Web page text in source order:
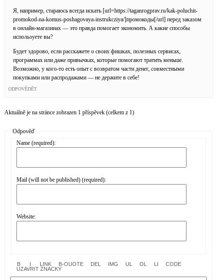
Я, например, стараюсь всегда искать [url=https://taganrogprav.ru/kak-poluchit-
promokod-na-komus-poshagovaya-instrukcziya/]промокоды[/url] перед заказом
в онлайн-магазинах — это правда помогает экономить. А какие способы
используете вы?
Будет здорово, если расскажете о своих фишках, полезных сервисах,
программах или даже привычках, которые помогают тратить меньше.
Возможно, у кого-то есть опыт с возвратом части денег, совместными
покупками или распродажами — не держите в себе!
ODPOVĚDĚT
Aktuálně je na stránce zobrazen 1 příspěvek (celkem z 1)
Odpověď
Name (required):
Mail (will not be published) (required):
Website: